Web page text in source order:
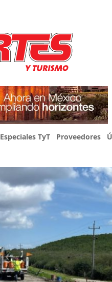
Especiales TyT Proveedores